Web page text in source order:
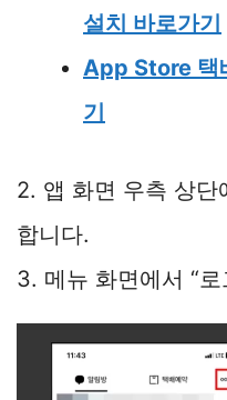
설치 바로가기
App Store 택
기
2. 앱 화면 우측 상
합니다.
3. 메뉴 화면에서 “